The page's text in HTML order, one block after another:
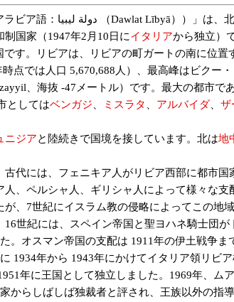
リビア（リービヤー、英語：Libya）、正式名称をリビア国（英語：State of Libya、イタリア語：Stato della Libia、アラビア語：دولة ليبيا ‎（Dawlat Lībyā））」は、北
国家（1947年2月10日にイタリアから独立）
す。リビアは、リビアの町ガートの南に位置
点では人口 5,670,688人）、最高峰はビクー
、海抜 -47メートル）です。最大の都市で
としてはベンガジ ミスラタ アルバイダ、 ザ
ニジアと陸続きで国境を接しています。北は地
代には、フェニキア人がリビア西部に都市国
、ペルシャ人、ギリシャ人によって様々な支
、7世紀にイスラム教の侵略によってこの地
世紀には、スペイン帝国と聖ヨハネ騎士団が
。オスマン帝国の支配は 1911年の伊土戦争ま
年から 1943年にかけてイタリア領リビア
年に王国として独立しました。1969年、ム
らしばしば独裁者と評され、王族以外の指